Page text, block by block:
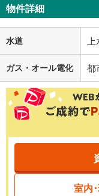
物件詳細
水道
ガス・オール電化 都
室内